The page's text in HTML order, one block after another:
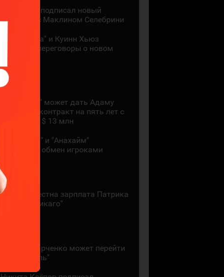
"Сан-Хосе" подписал новый
контракт с Маклином Селебрини
"Миннесота" и Куинн Хьюз
проведут переговоры о новом
28 ИЮЛЯ
"Коламбус" может дать Адаму
Фантилли контракт на пять лет с
зарплатой $ 13 млн
"Монреаль" и "Анахайм"
произвели обмен игроками
27 ИЮЛЯ
Стала известна зарплата Патрика
Кейна в "Чикаго"
Кирилл Марченко может перейти
в "Монреаль"